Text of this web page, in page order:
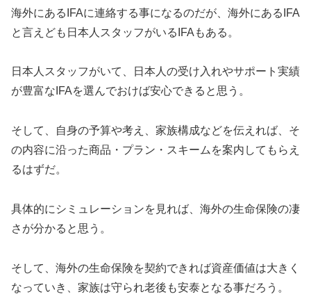
海外にあるIFAに連絡する事になるのだが、海外にあるIFA
と言えども日本人スタッフがいるIFAもある。
日本人スタッフがいて、日本人の受け入れやサポート実績
が豊富なIFAを選んでおけば安心できると思う。
そして、自身の予算や考え、家族構成などを伝えれば、そ
の内容に沿った商品・プラン・スキームを案内してもらえ
るはずだ。
具体的にシミュレーションを見れば、海外の生命保険の凄
さが分かると思う。
そして、海外の生命保険を契約できれば資産価値は大きく
なっていき、家族は守られ老後も安泰となる事だろう。